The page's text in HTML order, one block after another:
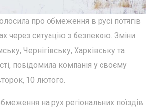
про обмеження в русі потягів
через ситуацію з безпекою. Зміни
Чернігівську, Харківську та
повідомила компанія у своєму
10 лютого.
на рух регіональних поїздів